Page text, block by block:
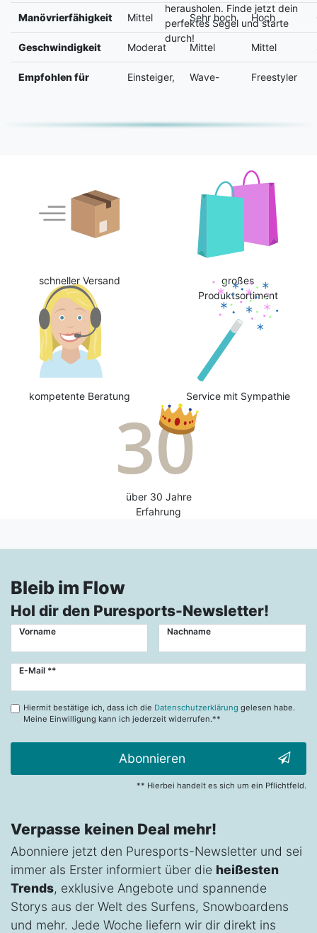
Manövrierfähigkeit Mittel Sehr hoch Hoch
Geschwindigkeit Moderat Mittel Mittel
Empfohlen für Einsteiger, Wave- Freestyler
herausholen. Finde jetzt dein
perfektes Segel und starte
durch!
schneller Versand
großes
Produktsortiment
kompetente Beratung Service mit Sympathie
über 30 Jahre
Erfahrung
Bleib im Flow
Hol dir den Puresports-Newsletter!
Vorname Nachname
E-Mail **
Newsletter
Hiermit bestätige ich, dass ich die Datenschutzerklärung gelesen habe.
Meine Einwilligung kann ich jederzeit widerrufen.**
Abonnieren
** Hierbei handelt es sich um ein Pflichtfeld.
Verpasse keinen Deal mehr!
Abonniere jetzt den Puresports-Newsletter und sei
immer als Erster informiert über die heißesten
Trends, exklusive Angebote und spannende
Storys aus der Welt des Surfens, Snowboardens
und mehr. Jede Woche liefern wir dir direkt ins